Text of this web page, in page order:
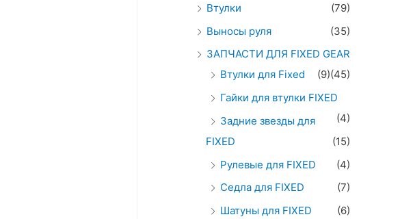
Втулки
(79)
Выносы руля
(35)
ЗАПЧАСТИ ДЛЯ FIXED GEAR
(45)
Втулки для Fixed
(9)
Гайки для втулки FIXED
(4)
Задние звезды для
FIXED
(15)
Рулевые для FIXED
(4)
Седла для FIXED
(7)
Шатуны для FIXED
(6)